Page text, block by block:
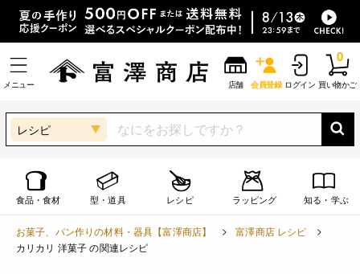
メニュー 店舗 会員登録 ログイン 買い物かご
0
レシピ
食品・食材 型・道具 レシピ ラッピング 知る・学ぶ
お菓子、パン作りの材料・器具【富澤商店】
富澤商店 レシピ
カリカリ 洋菓子 の関連レシピ